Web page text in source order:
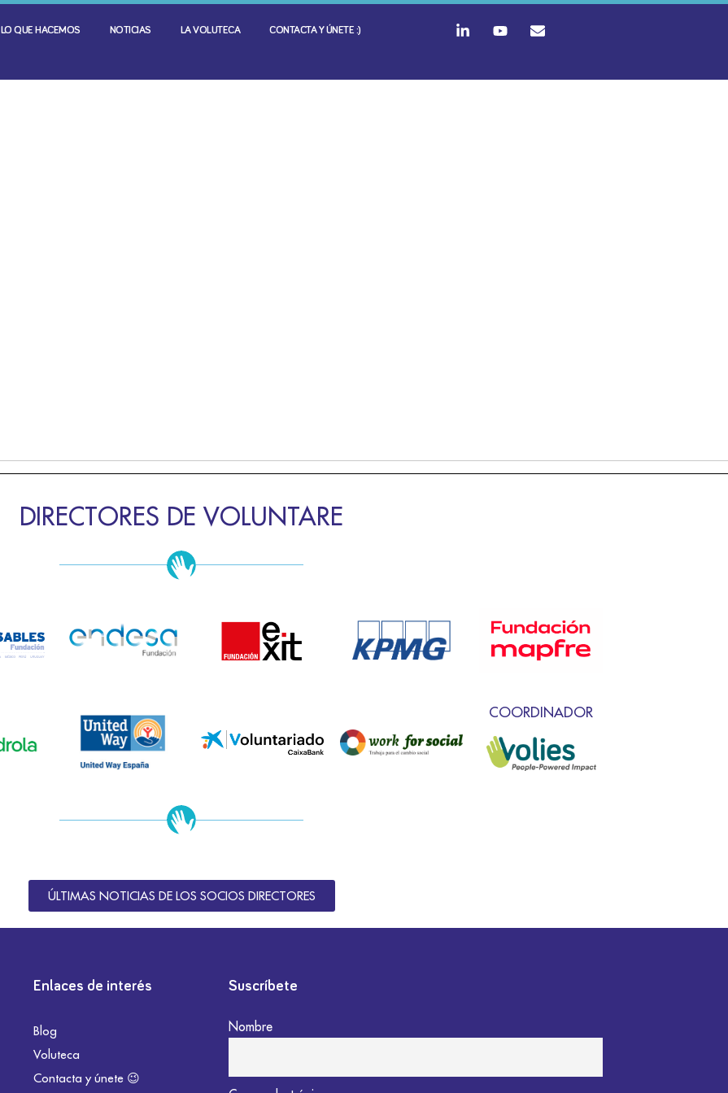
LO QUE HACEMOS NOTICIAS LA VOLUTECA CONTACTA Y ÚNETE :)
DIRECTORES DE VOLUNTARE
COORDINADOR
ÚLTIMAS NOTICIAS DE LOS SOCIOS DIRECTORES
Enlaces de interés
Blog
Voluteca
Contacta y únete 😉
Suscríbete
Nombre